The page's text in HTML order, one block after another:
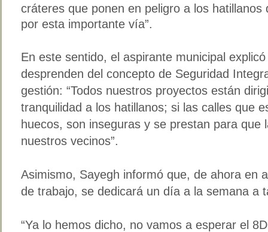
cráteres que ponen en peligro a los
por esta importante vía”.
En este sentido, el aspirante municipal
desprenden del concepto de Seguridad
gestión: “Todos nuestros proyectos están
tranquilidad a los hatillanos; si las calles que
huecos, son inseguras y se prestan para que
nuestros vecinos”.
Asimismo, Sayegh informó que, de ahora en
de trabajo, se dedicará un día a la semana a
“Ya lo hemos dicho, no vamos a esperar el